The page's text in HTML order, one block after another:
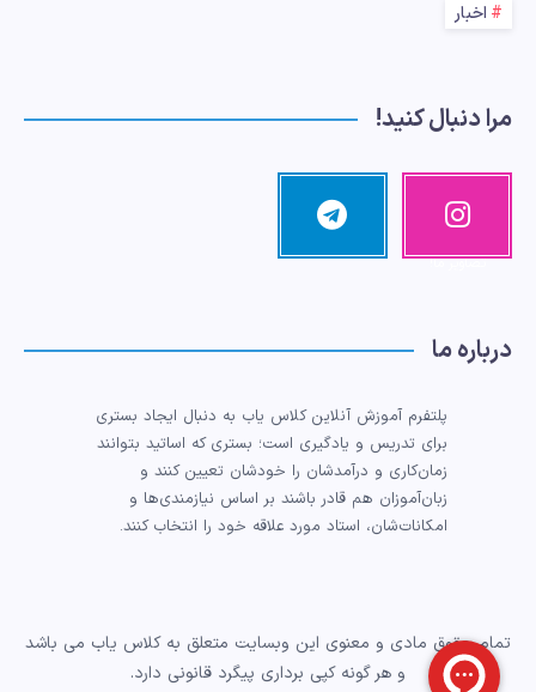
اخبار
مرا دنبال کنید!
اینستاگرا
م
تصاویر ما!
تلگرام
مرا دنبال کنید!
درباره ما
پلتفرم آموزش آنلاین کلاس یاب به دنبال ایجاد بستری
برای تدریس و یادگیری است؛ بستری که اساتید بتوانند
زمان‌کاری و درآمدشان را خودشان تعیین کنند و
زبان‌آموزان هم قادر باشند بر اساس نیازمندی‌ها و
امکانات‌شان، استاد مورد علاقه خود را انتخاب کنند.
تمام حقوق مادی و معنوی این وبسایت متعلق به کلاس یاب می باشد
و هر گونه کپی برداری پیگرد قانونی دارد.